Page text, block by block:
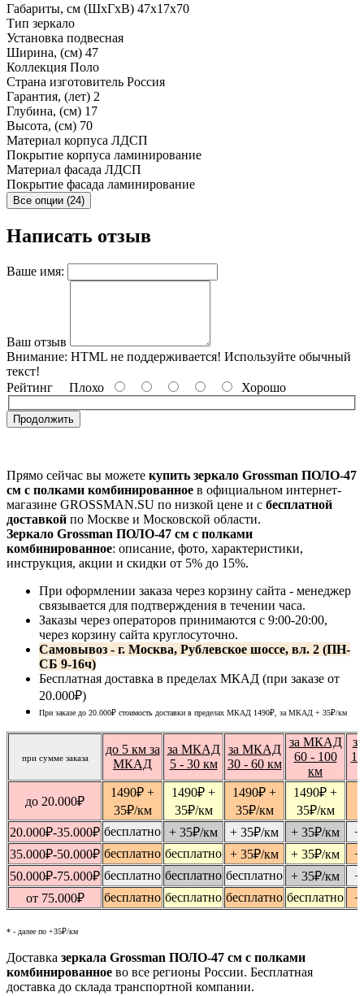
Габариты, см (ШхГхВ) 47x17x70
Тип зеркало
Установка подвесная
Ширина, (см) 47
Коллекция Поло
Страна изготовитель Россия
Гарантия, (лет) 2
Глубина, (см) 17
Высота, (см) 70
Материал корпуса ЛДСП
Покрытие корпуса ламинирование
Материал фасада ЛДСП
Покрытие фасада ламинирование
Все опции (24)
Написать отзыв
Ваше имя:
Ваш отзыв
Внимание: HTML не поддерживается! Используйте обычный
текст!
Рейтинг Плохо Хорошо
Продолжить
Прямо сейчас вы можете купить зеркало Grossman ПОЛО-47
см с полками комбинированное в официальном интернет-
магазине GROSSMAN.SU по низкой цене и с бесплатной
доставкой по Москве и Московской области.
Зеркало Grossman ПОЛО-47 см с полками
комбинированное: описание, фото, характеристики,
инструкция, акции и скидки от 5% до 15%.
При оформлении заказа через корзину сайта - менеджер
связывается для подтверждения в течении часа.
Заказы через операторов принимаются с 9:00-20:00,
через корзину сайта круглосуточно.
Самовывоз - г. Москва, Рублевское шоссе, вл. 2 (ПН-
СБ 9-16ч)
Бесплатная доставка в пределах МКАД (при заказе от
20.000₽)
При заказе до 20.000₽ стоимость доставки в пределах МКАД 1490₽, за МКАД + 35₽/км
при сумме заказа
до 5 км за
МКАД
за МКАД
5 - 30 км
за МКАД
30 - 60 км
за МКАД
60 - 100
км
до 20.000₽
1490₽ +
35₽/км
1490₽ +
35₽/км
1490₽ +
35₽/км
1490₽ +
35₽/км
20.000₽-35.000₽ бесплатно + 35₽/км + 35₽/км + 35₽/км
+
35.000₽-50.000₽ бесплатно бесплатно + 35₽/км + 35₽/км
+
50.000₽-75.000₽ бесплатно бесплатно бесплатно + 35₽/км
+
от 75.000₽ бесплатно бесплатно бесплатно бесплатно +
* - далее по +35₽/км
Доставка зеркала Grossman ПОЛО-47 см с полками
комбинированное во все регионы России. Бесплатная
доставка до склада транспортной компании.